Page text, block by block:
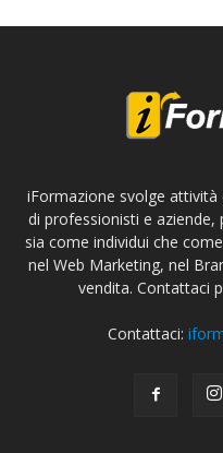
iFormazione svolge
di professionisti e aziende,
sia come individui che
nel Web Marketing, nel
vendita. Contattaci
Contattaci: